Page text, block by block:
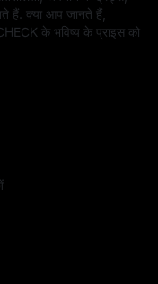
हैं. क्या आप जानते हैं,
के भविष्य के प्राइस को